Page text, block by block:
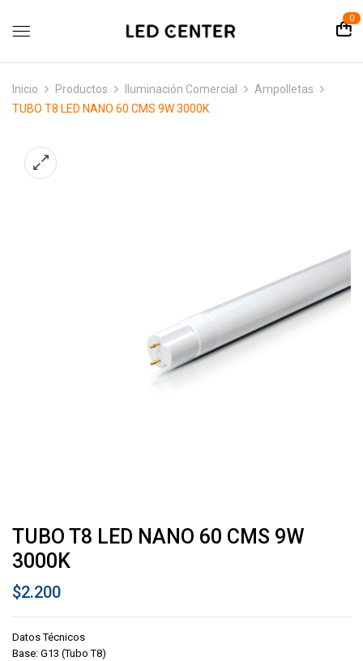
0
Inicio Productos Iluminación Comercial
Ampolletas
TUBO T8 LED NANO 60 CMS 9W 3000K
TUBO T8 LED NANO 60 CMS 9W
3000K
$2.200
Datos Técnicos
Base: G13 (Tubo T8)